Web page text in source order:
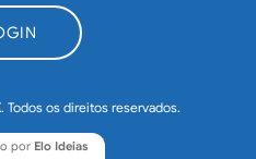
Todos os direitos reservados.
por Elo Ideias